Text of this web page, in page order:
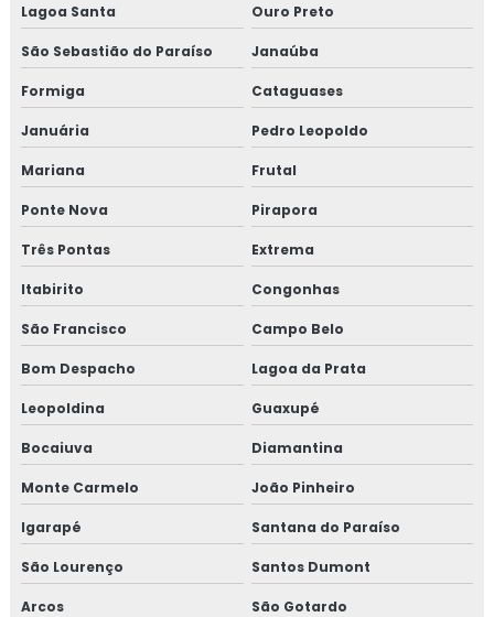
Curso auditor interno iso 14001
Curso de auditor interno iso 9001
Curso de auditor iso 9001
Curso de bpf
Curso de bpf para indústria de alimentos
Curso fssc
Curso gerenciamento de resíduos
Curso de gerenciamento de resíduos sólidos
Curso de gestão de resíduos
Lagoa Santa Ouro Preto
São Sebastião do Paraíso Janaúba
Formiga Cataguases
Januária Pedro Leopoldo
Mariana Frutal
Ponte Nova Pirapora
Três Pontas Extrema
Itabirito Congonhas
São Francisco Campo Belo
Bom Despacho Lagoa da Prata
Leopoldina Guaxupé
Bocaiuva Diamantina
Monte Carmelo João Pinheiro
Igarapé Santana do Paraíso
São Lourenço Santos Dumont
Arcos São Gotardo